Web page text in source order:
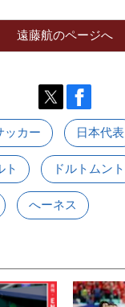
遠藤航のページへ
ッカー 日本代表
ト ドルトムント
へーネス